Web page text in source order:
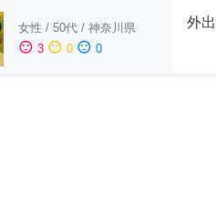
女性 / 50代 / 神奈川県
sentiment_satisfied 3 sentiment_neutral 0 sentiment_dissatisfied 0
外